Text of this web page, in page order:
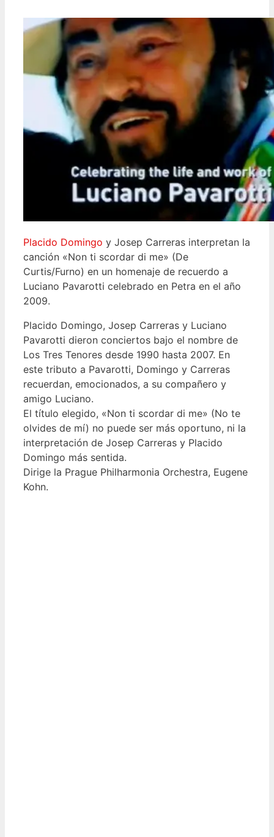
Placido Domingo y Josep Carreras interpretan la
canción «Non ti scordar di me» (De
Curtis/Furno) en un homenaje de recuerdo a
Luciano Pavarotti celebrado en Petra en el año
2009.
Placido Domingo, Josep Carreras y Luciano
Pavarotti dieron conciertos bajo el nombre de
Los Tres Tenores desde 1990 hasta 2007. En
este tributo a Pavarotti, Domingo y Carreras
recuerdan, emocionados, a su compañero y
amigo Luciano.
El título elegido, «Non ti scordar di me» (No te
olvides de mí) no puede ser más oportuno, ni la
interpretación de Josep Carreras y Placido
Domingo más sentida.
Dirige la Prague Philharmonia Orchestra, Eugene
Kohn.